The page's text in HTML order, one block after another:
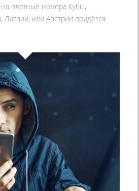
платные номера Кубы,
или Австрии придётся